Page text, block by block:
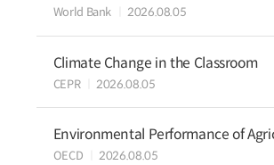
World Bank 2026.08.05
Climate Change in the Classroom
CEPR 2026.08.05
Environmental Performance of
OECD 2026.08.05